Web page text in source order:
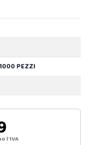
PEZZI
l'IVA